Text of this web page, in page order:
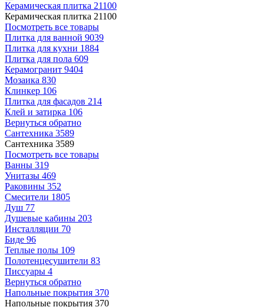
Керамическая плитка 21100
Керамическая плитка 21100
Посмотреть все товары
Плитка для ванной 9039
Плитка для кухни 1884
Плитка для пола 609
Керамогранит 9404
Мозаика 830
Клинкер 106
Плитка для фасадов 214
Клей и затирка 106
Вернуться обратно
Сантехника 3589
Сантехника 3589
Посмотреть все товары
Ванны 319
Унитазы 469
Раковины 352
Смесители 1805
Душ 77
Душевые кабины 203
Инсталляции 70
Биде 96
Теплые полы 109
Полотенцесушители 83
Писсуары 4
Вернуться обратно
Напольные покрытия 370
Напольные покрытия 370